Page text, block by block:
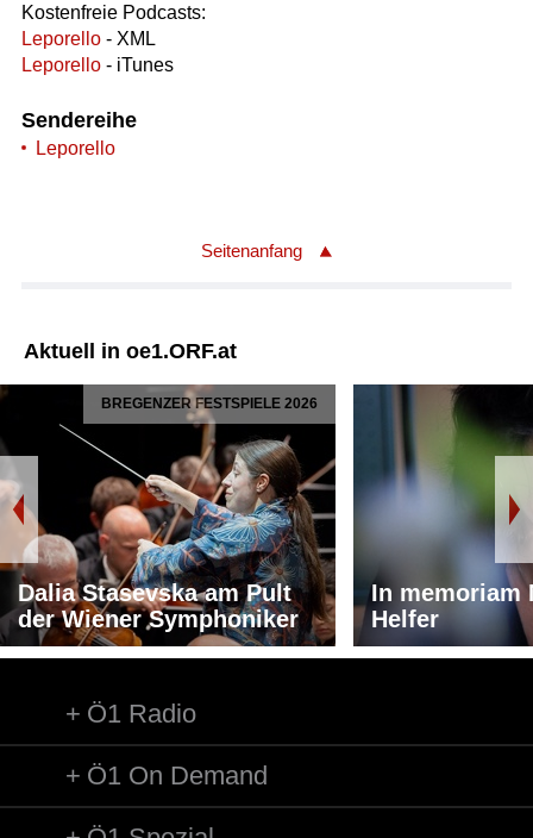
Kostenfreie Podcasts:
Leporello- XML
Leporello- iTunes
Sendereihe
Leporello
Seitenanfang
Aktuell in oe1.ORF.at
BREGENZER FESTSPIELE 2026
Dalia Stasevska am Pult
der Wiener Symphoniker
In memoriam
Helfer
Ö1 Radio
Ö1 On Demand